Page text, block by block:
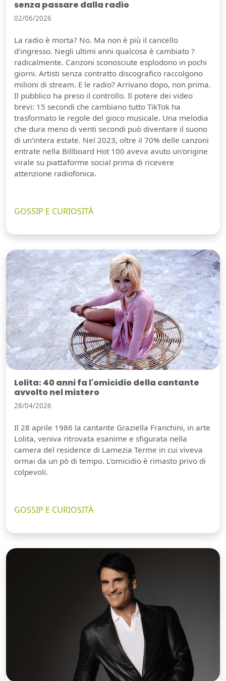
senza passare dalla radio
02/06/2026
La radio è morta? No. Ma non è più il cancello
d'ingresso. Negli ultimi anni qualcosa è cambiato ?
radicalmente. Canzoni sconosciute esplodono in pochi
giorni. Artisti senza contratto discografico raccolgono
milioni di stream. E le radio? Arrivano dopo, non prima.
Il pubblico ha preso il controllo. Il potere dei video
brevi: 15 secondi che cambiano tutto TikTok ha
trasformato le regole del gioco musicale. Una melodia
che dura meno di venti secondi può diventare il suono
di un'intera estate. Nel 2023, oltre il 70% delle canzoni
entrate nella Billboard Hot 100 aveva avuto un'origine
virale su piattaforme social prima di ricevere
attenzione radiofonica.
GOSSIP E CURIOSITÀ
Lolita: 40 anni fa l'omicidio della cantante
avvolto nel mistero
28/04/2026
Il 28 aprile 1986 la cantante Graziella Franchini, in arte
Lolita, veniva ritrovata esanime e sfigurata nella
camera del residence di Lamezia Terme in cui viveva
ormai da un pò di tempo. L'omicidio è rimasto privo di
colpevoli.
GOSSIP E CURIOSITÀ